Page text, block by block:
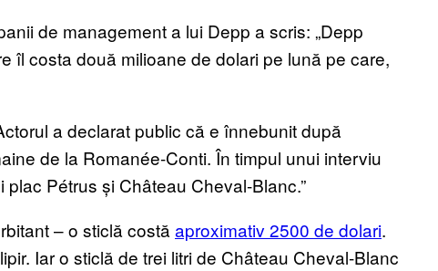
de management a lui Depp a scris: „Depp
îl costa două milioane de dolari pe lună pe care,
a declarat public că e înnebunit după
de la Romanée-Conti. În timpul unui interviu
Pétrus și Château Cheval-Blanc.”
– o sticlă costă aproximativ 2500 de dolari.
Iar o sticlă de trei litri de Château Cheval-Blanc